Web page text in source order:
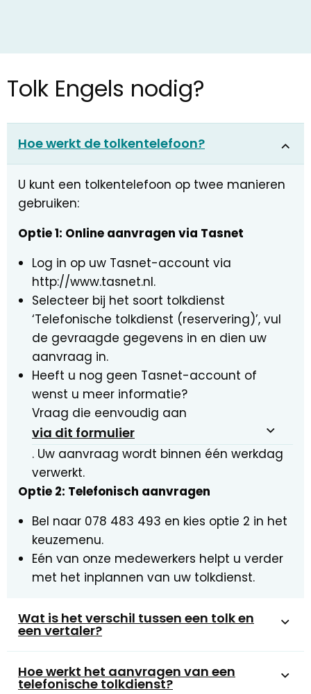
Tolk Engels nodig?
Hoe werkt de tolkentelefoon?
U kunt een tolkentelefoon op twee manieren
gebruiken:
Optie 1: Online aanvragen via Tasnet
Log in op uw Tasnet-account via
http://www.tasnet.nl.
Selecteer bij het soort tolkdienst
‘Telefonische tolkdienst (reservering)’, vul
de gevraagde gegevens in en dien uw
aanvraag in.
Heeft u nog geen Tasnet-account of
wenst u meer informatie?
Vraag die eenvoudig aan
via dit formulier
. Uw aanvraag wordt binnen één werkdag
verwerkt.
Optie 2: Telefonisch aanvragen
Bel naar 078 483 493 en kies optie 2 in het
keuzemenu.
Eén van onze medewerkers helpt u verder
met het inplannen van uw tolkdienst.
Wat is het verschil tussen een tolk en
een vertaler?
Hoe werkt het aanvragen van een
telefonische tolkdienst?